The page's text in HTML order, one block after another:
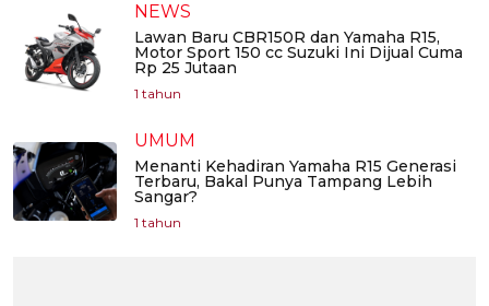
NEWS
Lawan Baru CBR150R dan Yamaha R15,
Motor Sport 150 cc Suzuki Ini Dijual Cuma
Rp 25 Jutaan
1 tahun
UMUM
Menanti Kehadiran Yamaha R15 Generasi
Terbaru, Bakal Punya Tampang Lebih
Sangar?
1 tahun